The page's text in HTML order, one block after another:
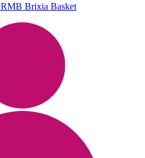
RMB Brixia Basket